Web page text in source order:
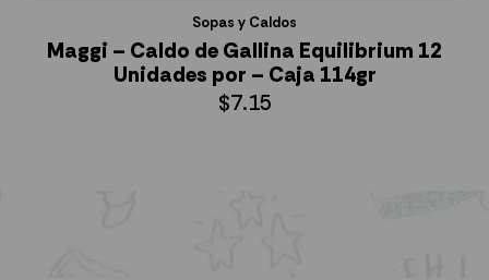
Sopas y Caldos
Maggi – Caldo de Gallina Equilibrium 12
Unidades por – Caja 114gr
$7.15